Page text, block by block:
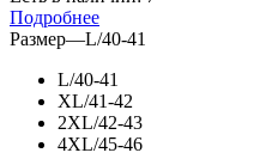
Подробнее
Размер—L/40-41
L/40-41
XL/41-42
2XL/42-43
4XL/45-46